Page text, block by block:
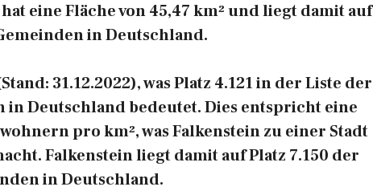
eine Fläche von 45,47 km² und liegt damit auf
in Deutschland.
31.12.2022), was Platz 4.121 in der Liste der
Deutschland bedeutet. Dies entspricht eine
pro km², was Falkenstein zu einer Stadt
Falkenstein liegt damit auf Platz 7.150 der
in Deutschland.